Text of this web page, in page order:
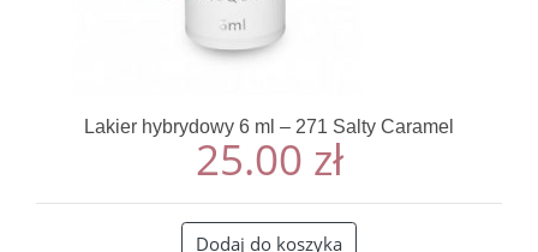
Lakier hybrydowy 6 ml – 271 Salty Caramel
25.00 zł
Dodaj do koszyka